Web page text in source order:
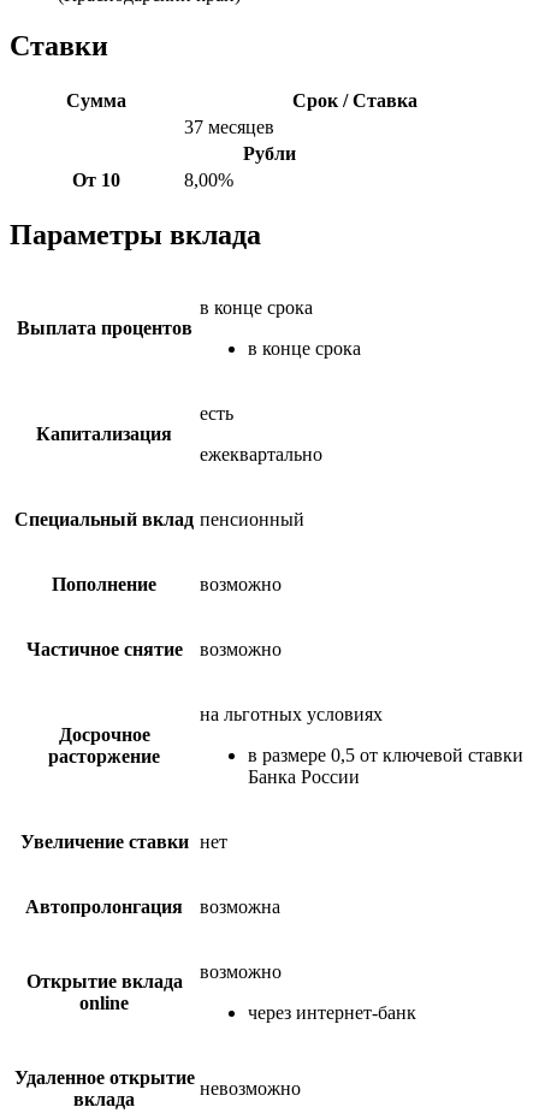
Ставки
Сумма
Срок / Ставка
37 месяцев
Рубли
От 10
8,00%
Параметры вклада
Выплата процентов
в конце срока
в конце срока
Капитализация
есть
ежеквартально
Специальный вклад пенсионный
Пополнение возможно
Частичное снятие возможно
Досрочное
расторжение
на льготных условиях
в размере 0,5 от ключевой ставки
Банка России
Увеличение ставки нет
Автопролонгация возможна
Открытие вклада
online
возможно
через интернет-банк
Удаленное открытие
вклада
невозможно